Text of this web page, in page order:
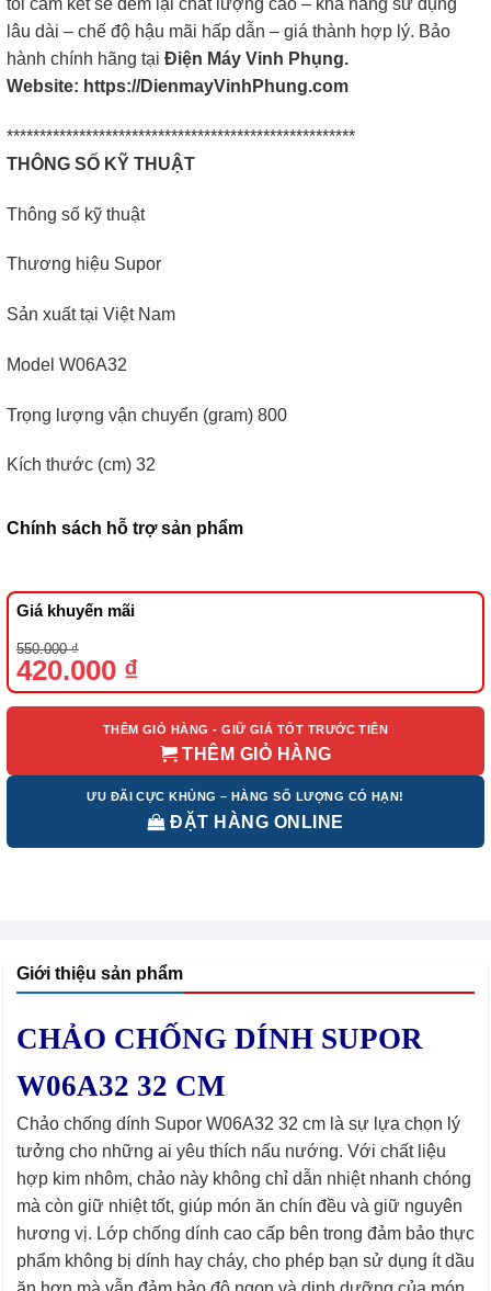
tôi cam kết sẽ đem lại chất lượng cao – khả năng sử dụng
lâu dài – chế độ hậu mãi hấp dẫn – giá thành hợp lý. Bảo
hành chính hãng tại Điện Máy Vinh Phụng.
Website: https://DienmayVinhPhung.com
*****************************************************
THÔNG SỐ KỸ THUẬT
Thông số kỹ thuật
Thương hiệu Supor
Sản xuất tại Việt Nam
Model W06A32
Trọng lượng vận chuyển (gram) 800
Kích thước (cm) 32
Chính sách hỗ trợ sản phẩm
Giá khuyến mãi
550.000₫
Giá
gốc
là:
550.000 ₫.
420.000 ₫
Giá
hiện
tại
là:
THÊM GIỎ HÀNG - GIỮ GIÁ TỐT TRƯỚC TIÊN
THÊM GIỎ HÀNG
ƯU ĐÃI CỰC KHỦNG – HÀNG SỐ LƯỢNG CÓ HẠN!
ĐẶT HÀNG ONLINE
Giới thiệu sản phẩm
CHẢO CHỐNG DÍNH SUPOR
W06A32 32 CM
Chảo chống dính Supor W06A32 32 cm là sự lựa chọn lý
tưởng cho những ai yêu thích nấu nướng. Với chất liệu
hợp kim nhôm, chảo này không chỉ dẫn nhiệt nhanh chóng
mà còn giữ nhiệt tốt, giúp món ăn chín đều và giữ nguyên
hương vị. Lớp chống dính cao cấp bên trong đảm bảo thực
phẩm không bị dính hay cháy, cho phép bạn sử dụng ít dầu